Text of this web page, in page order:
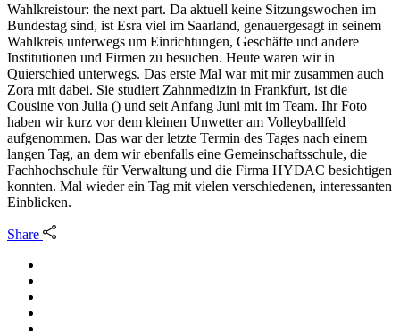
Wahlkreistour: the next part. Da aktuell keine Sitzungswochen im
Bundestag sind, ist Esra viel im Saarland, genauergesagt in seinem
Wahlkreis unterwegs um Einrichtungen, Geschäfte und andere
Institutionen und Firmen zu besuchen. Heute waren wir in
Quierschied unterwegs. Das erste Mal war mit mir zusammen auch
Zora mit dabei. Sie studiert Zahnmedizin in Frankfurt, ist die
Cousine von Julia () und seit Anfang Juni mit im Team. Ihr Foto
haben wir kurz vor dem kleinen Unwetter am Volleyballfeld
aufgenommen. Das war der letzte Termin des Tages nach einem
langen Tag, an dem wir ebenfalls eine Gemeinschaftsschule, die
Fachhochschule für Verwaltung und die Firma HYDAC besichtigen
konnten. Mal wieder ein Tag mit vielen verschiedenen, interessanten
Einblicken.
Share